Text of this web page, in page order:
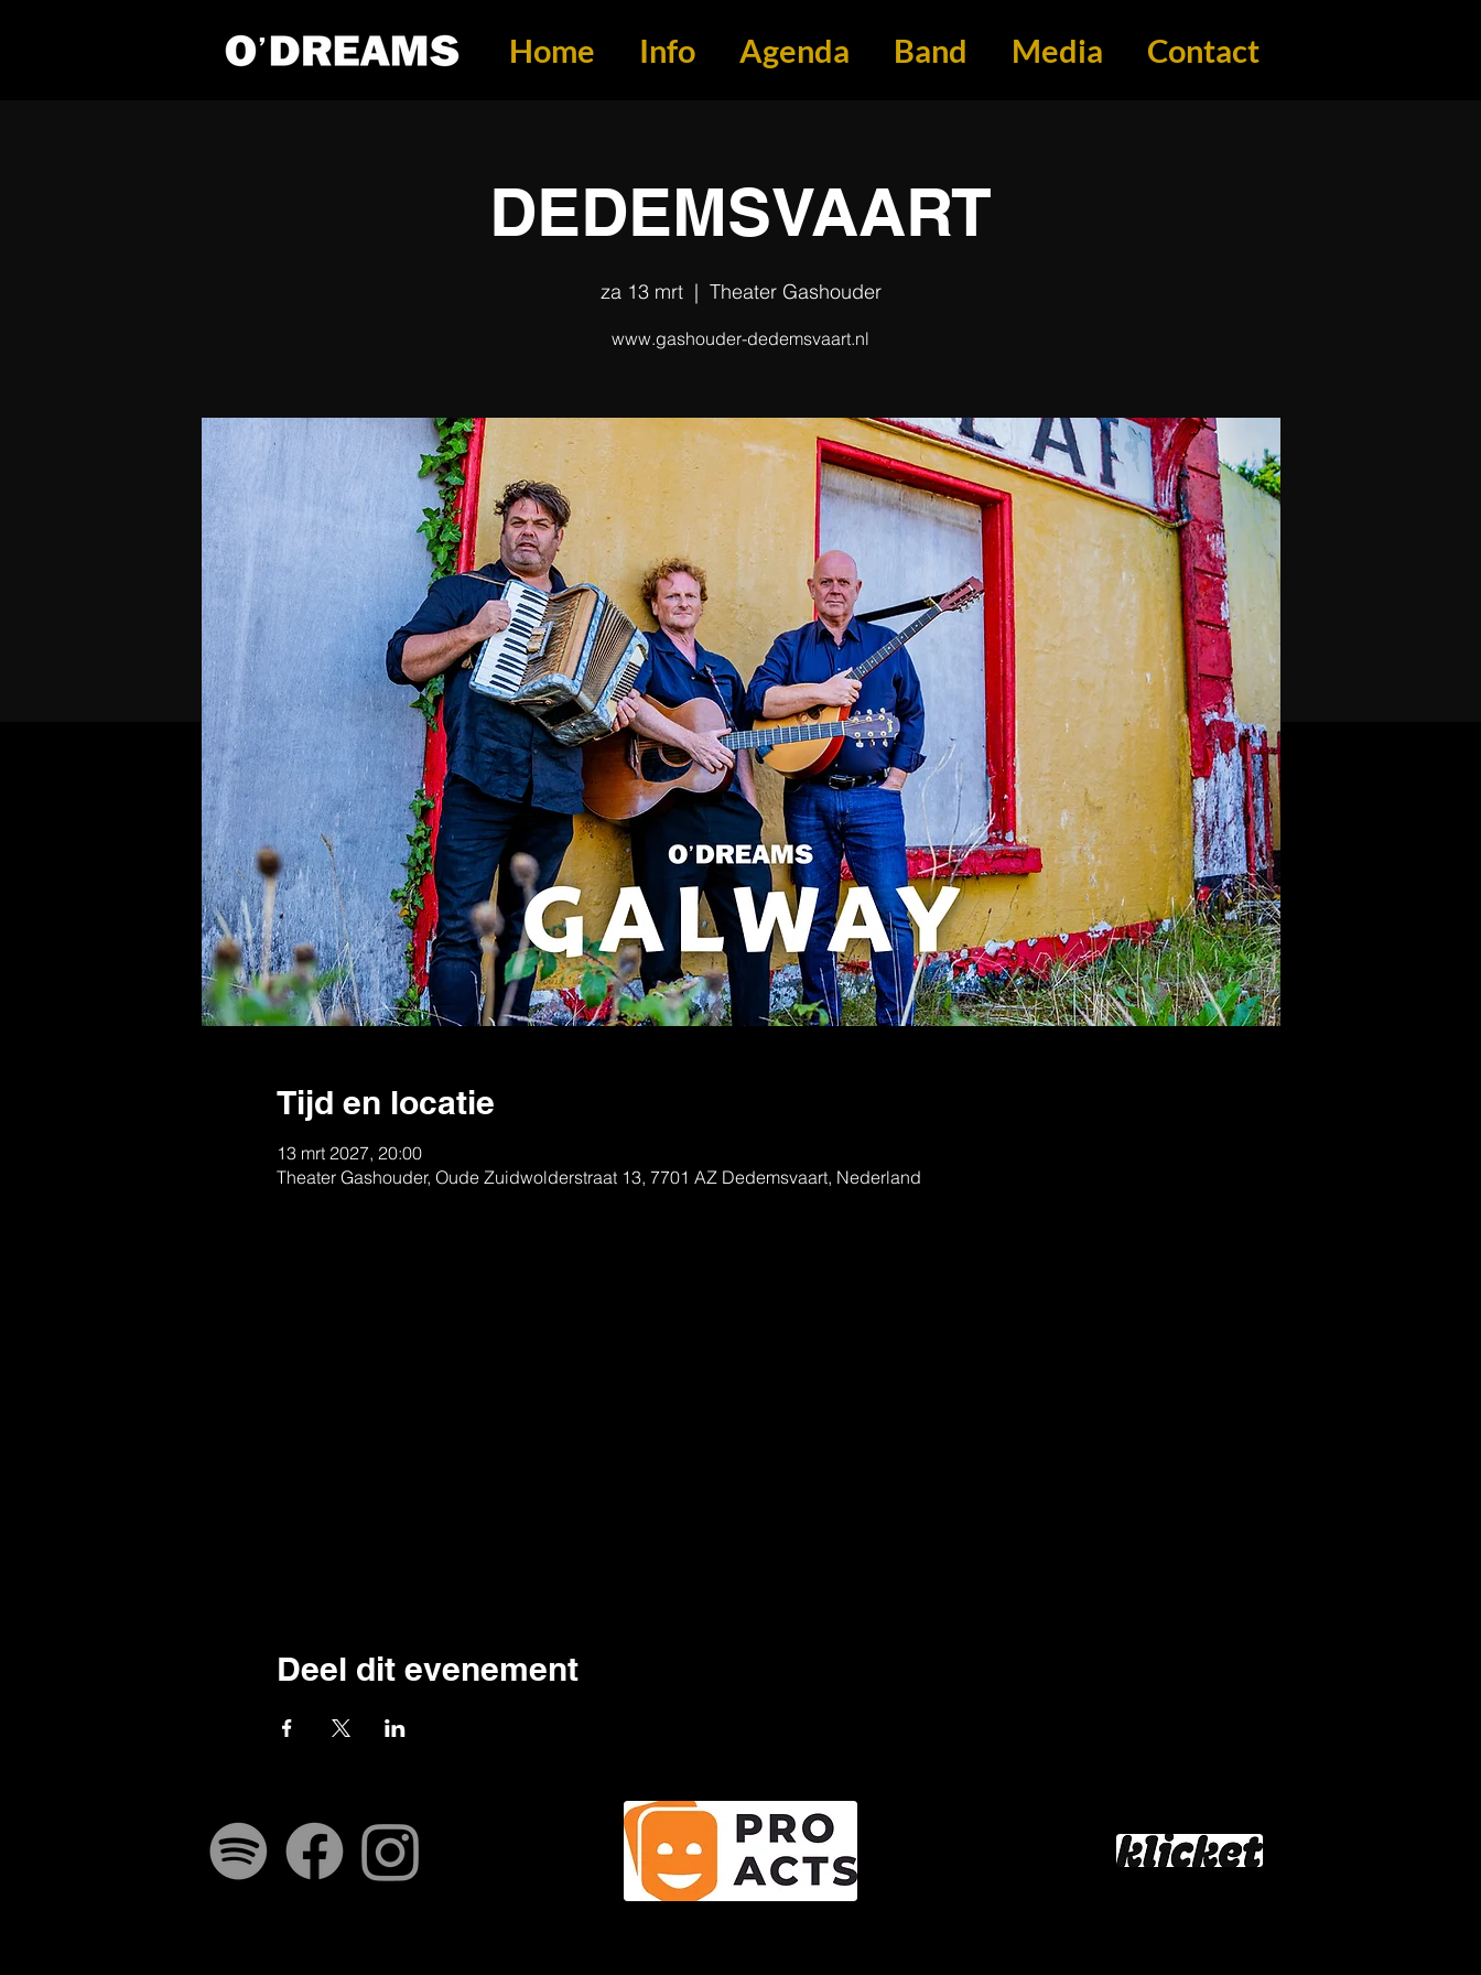
Home Info Agenda Band Media Contact
DEDEMSVAART
za 13 mrt
  |
Theater Gashouder
www.gashouder-dedemsvaart.nl
Tijd en locatie
13 mrt 2027, 20:00
Theater Gashouder, Oude Zuidwolderstraat 13, 7701 AZ Dedemsvaart, Nederland
Deel dit evenement